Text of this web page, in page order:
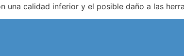
calidad inferior y el posible daño a las